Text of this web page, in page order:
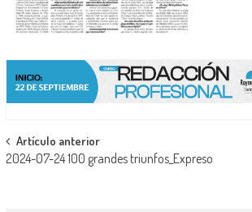
Navegación
de
Artículo anterior
2024-07-24 100 grandes triunfos_Expreso